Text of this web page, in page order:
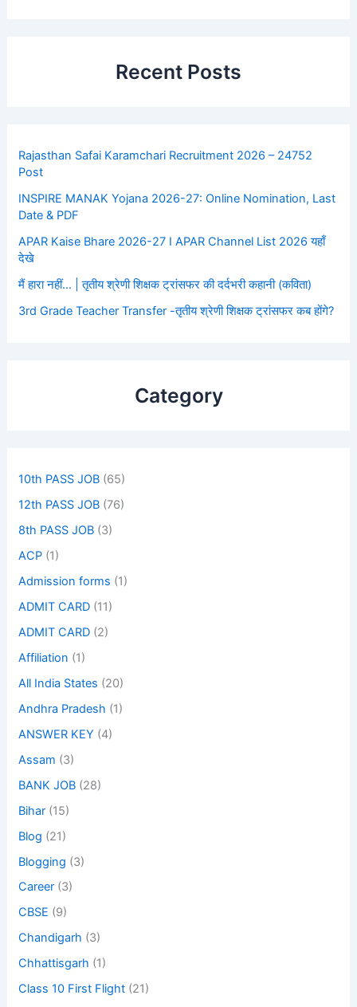
Recent Posts
Rajasthan Safai Karamchari Recruitment 2026 – 24752
Post
INSPIRE MANAK Yojana 2026-27: Online Nomination, Last
Date & PDF
APAR Kaise Bhare 2026-27 I APAR Channel List 2026 यहाँ
देखे
मैं हारा नहीं… | तृतीय श्रेणी शिक्षक ट्रांसफर की दर्दभरी कहानी (कविता)
3rd Grade Teacher Transfer -तृतीय श्रेणी शिक्षक ट्रांसफर कब होंगे?
Category
10th PASS JOB (65)
12th PASS JOB (76)
8th PASS JOB (3)
ACP (1)
Admission forms (1)
ADMIT CARD (11)
ADMIT CARD (2)
Affiliation (1)
All India States (20)
Andhra Pradesh (1)
ANSWER KEY (4)
Assam (3)
BANK JOB (28)
Bihar (15)
Blog (21)
Blogging (3)
Career (3)
CBSE (9)
Chandigarh (3)
Chhattisgarh (1)
Class 10 First Flight (21)